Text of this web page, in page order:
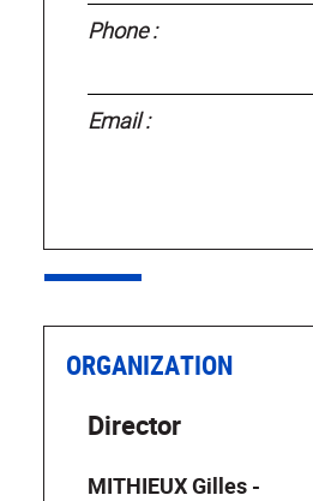
Phone :
Email :
ORGANIZATION
Director
MITHIEUX Gilles -